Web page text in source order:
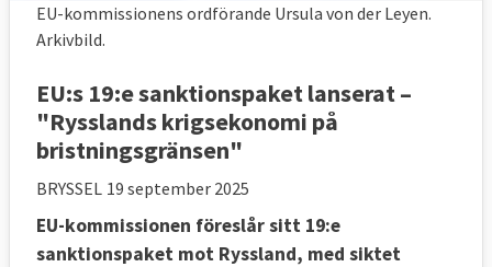
EU-kommissionens ordförande Ursula von der Leyen.
Arkivbild.
EU:s 19:e sanktionspaket lanserat –
"Rysslands krigsekonomi på
bristningsgränsen"
BRYSSEL 19 september 2025
EU-kommissionen föreslår sitt 19:e
sanktionspaket mot Ryssland, med siktet